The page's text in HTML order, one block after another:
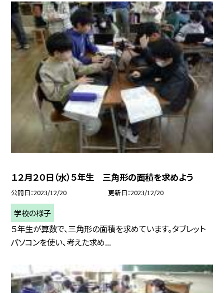
１２月２０日（水）５年生 三角形の面積を求めよう
公開日 2023/12/20 更新日 2023/12/20
学校の様子
５年生が算数で、三角形の面積を求めています。タブレット
パソコンを使い、考えた求め...